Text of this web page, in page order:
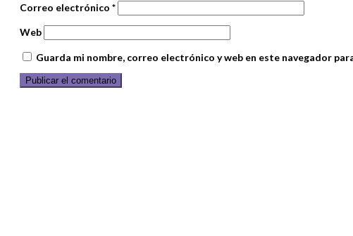
Correo electrónico *
Web
Guarda mi nombre, correo electrónico y web en este navegador